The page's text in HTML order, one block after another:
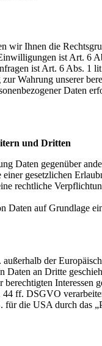
wir Ihnen die
ist Art. 6
ist Art. 6 Abs. 1
Wahrung unserer
Daten
und Dritten
Daten gegenüber
gesetzlichen
rechtliche
auf Grundlage
der
an Dritte
44 ff. DSGVO
für die USA durch das